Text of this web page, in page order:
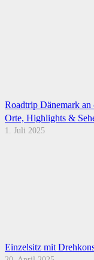
Roadtrip Dänemark an
Orte, Highlights &
1. Juli 2025
Einzelsitz mit